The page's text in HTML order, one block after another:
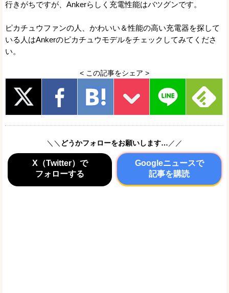
行きがちですが、Ankerらしく充電性能はバツグンです。
ピカチュウファンの人、かわいい＆性能の高い充電器を探して
いる人はAnkerのピカチュウモデルをチェックしてみてくださ
い。
< この記事をシェア >
＼＼ どうかフォローをお願いします… ／／
X（Twitter）で
フォローする
Googleニュースで
記事を購読